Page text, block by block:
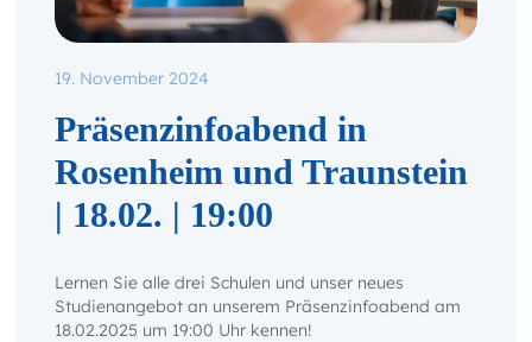
19. November 2024
Präsenzinfoabend in
Rosenheim und Traunstein
| 18.02. | 19:00
Lernen Sie alle drei Schulen und unser neues
Studienangebot an unserem Präsenzinfoabend am
18.02.2025 um 19:00 Uhr kennen!